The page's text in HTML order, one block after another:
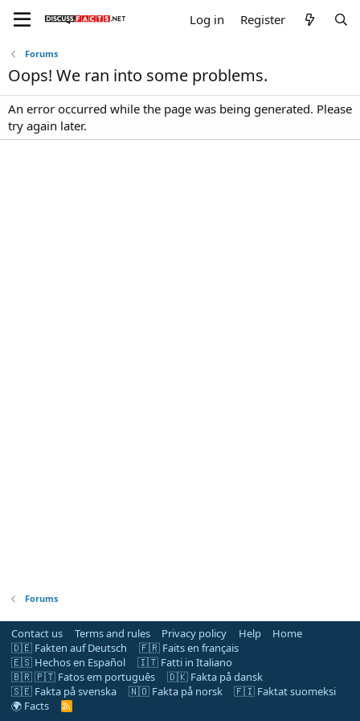
Log in Register
Forums
Oops! We ran into some problems.
An error occurred while the page was being generated. Please
try again later.
Forums
Contact us Terms and rules Privacy policy Help
Home
🇩🇪 Fakten auf Deutsch
🇫🇷 Faits en français
🇪🇸 Hechos en Español
🇮🇹 Fatti in Italiano
🇧🇷 🇵🇹 Fatos em português
🇩🇰 Fakta på dansk
🇸🇪 Fakta på svenska
🇳🇴 Fakta på norsk
🇫🇮 Faktat suomeksi
🌍 Facts
R